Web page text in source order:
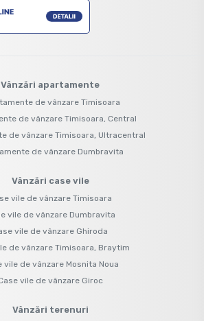
Vânzări apartamente
de vânzare Timisoara
de vânzare Timisoara, Central
de vânzare Timisoara, Ultracentral
de vânzare Dumbravita
Vânzări case vile
vile de vânzare Timisoara
vile de vânzare Dumbravita
vile de vânzare Ghiroda
de vânzare Timisoara, Braytim
vile de vânzare Mosnita Noua
vile de vânzare Giroc
Vânzări terenuri